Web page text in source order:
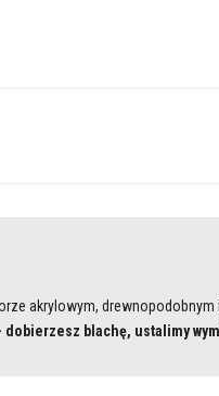
akrylowym,
blachę, ustalimy